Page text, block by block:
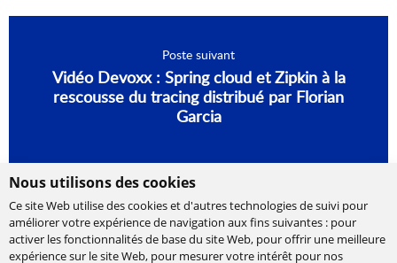
Nous utilisons des cookies
Ce site Web utilise des cookies et d'autres technologies de suivi pour
améliorer votre expérience de navigation aux fins suivantes : pour
activer les fonctionnalités de base du site Web, pour offrir une meilleure
expérience sur le site Web, pour mesurer votre intérêt pour nos
Poste suivant
Vidéo Devoxx : Spring cloud et Zipkin à la
rescousse du tracing distribué par Florian
Garcia